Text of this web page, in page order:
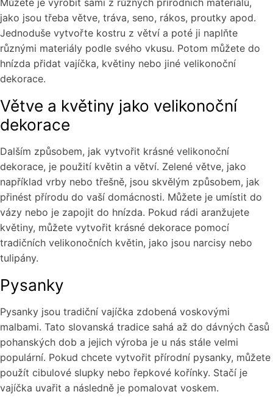
Můžete je vyrobit sami z různých přírodních materiálů,
jako jsou třeba větve, tráva, seno, rákos, proutky apod.
Jednoduše vytvořte kostru z větví a poté ji naplňte
různými materiály podle svého vkusu. Potom můžete do
hnízda přidat vajíčka, květiny nebo jiné velikonoční
dekorace.
Větve a květiny jako velikonoční
dekorace
Dalším způsobem, jak vytvořit krásné velikonoční
dekorace, je použití květin a větví. Zelené větve, jako
například vrby nebo třešně, jsou skvělým způsobem, jak
přinést přírodu do vaší domácnosti. Můžete je umístit do
vázy nebo je zapojit do hnízda. Pokud rádi aranžujete
květiny, můžete vytvořit krásné dekorace pomocí
tradičních velikonočních květin, jako jsou narcisy nebo
tulipány.
Pysanky
Pysanky jsou tradiční vajíčka zdobená voskovými
malbami. Tato slovanská tradice sahá až do dávných časů
pohanských dob a jejich výroba je u nás stále velmi
populární. Pokud chcete vytvořit přírodní pysanky, můžete
použít cibulové slupky nebo řepkové kořínky. Stačí je
vajíčka uvařit a následně je pomalovat voskem.